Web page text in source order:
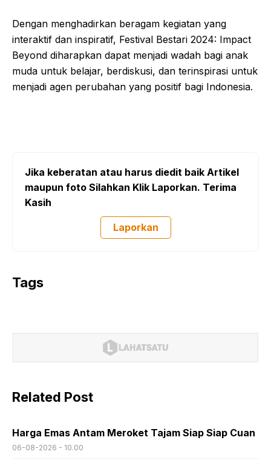
Dengan menghadirkan beragam kegiatan yang
interaktif dan inspiratif, Festival Bestari 2024: Impact
Beyond diharapkan dapat menjadi wadah bagi anak
muda untuk belajar, berdiskusi, dan terinspirasi untuk
menjadi agen perubahan yang positif bagi Indonesia.
Jika keberatan atau harus diedit baik Artikel
maupun foto Silahkan Klik Laporkan. Terima
Kasih
Laporkan
Tags
Related Post
Harga Emas Antam Meroket Tajam Siap Siap Cuan
06-08-2026 - 10.00